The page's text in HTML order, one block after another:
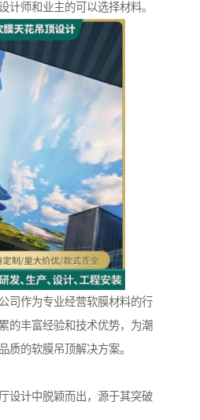
计师和业主的可以选择材料。
司作为专业经营软膜材料的行
的丰富经验和技术优势，为潮
质的软膜吊顶解决方案。
设计中脱颖而出，源于其突破